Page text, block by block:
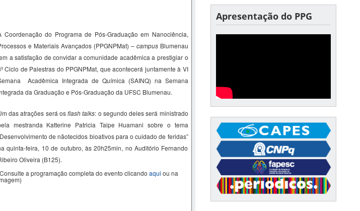
Coordenação do Programa de Pós-Graduação em Nanociência,
e Materiais Avançados (PPGNPMat) – campusBlumenau
a satisfação de convidar a comunidade acadêmica a prestigiar o
Ciclo de Palestras do PPGNPMat, que acontecerá juntamente à VI
Acadêmica Integrada de Química (SAINQ) na Semana
da Graduação e Pós-Graduação da UFSC Blumenau.
das atrações será osflash talks: o segundo deles será ministrado
mestranda Katterine Patricia Taipe Huamani sobre o tema
Desenvolvimento denãotecidos bioativos para o cuidado de feridas”
quinta-feira, 10 de outubro, às 20h25min, no Auditório Fernando
Oliveira (B125).
a programação completa do evento clicando aqui ou na
Apresentação do PPG